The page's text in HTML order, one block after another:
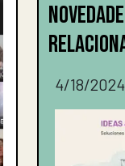
4/18/2024